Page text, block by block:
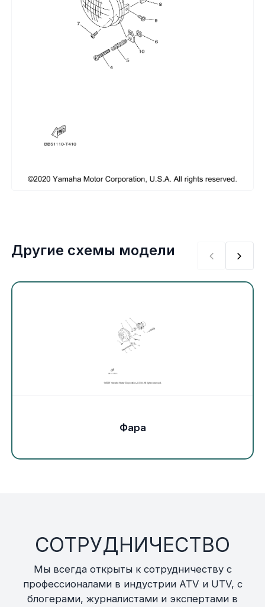
Топливная система
Тормозная система
Движители (гребные винты)
Якорное оборудование
Другие схемы модели
Фара
СОТРУДНИЧЕСТВО
Мы всегда открыты к сотрудничеству с
профессионалами в индустрии ATV и UTV, с
блогерами, журналистами и экспертами в